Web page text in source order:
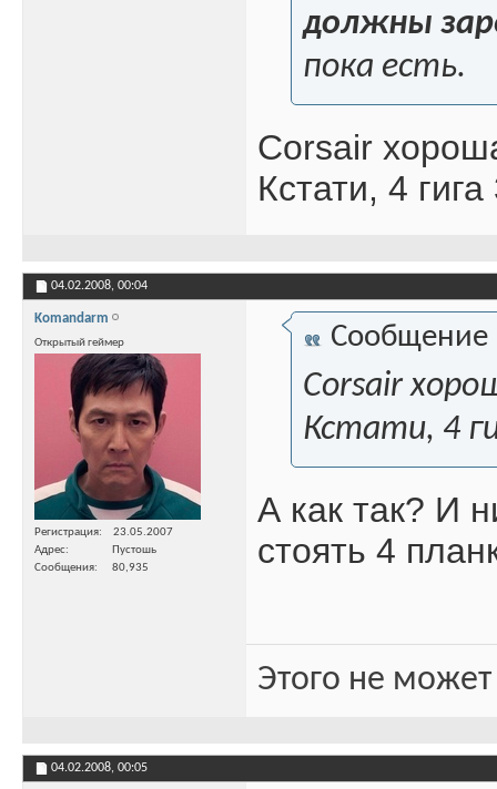
должны
пока есть.
Corsair
Кстати, 4
04.02.2008, 00:04
Komandarm
Открытый геймер
Регистрация
23.05.2007
Адрес
Пустошь
Сообщения
80,935
Сообщение
Corsair
Кстати, 4
А как так? И
стоять 4
Этого не
04.02.2008, 00:05